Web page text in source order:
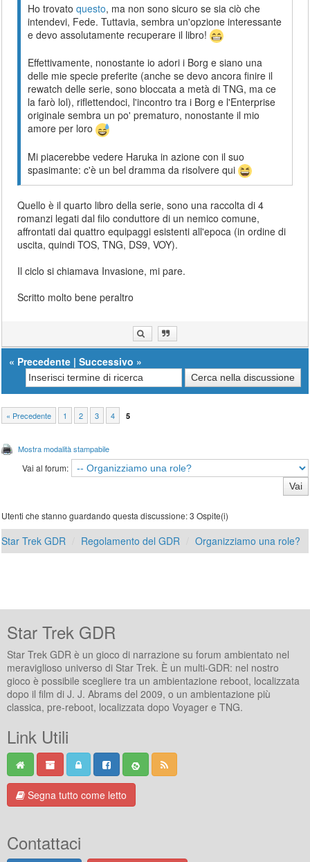
Ho trovatoquesto, ma non sono sicuro se sia ciò che
intendevi, Fede. Tuttavia, sembra un'opzione interessante
e devo assolutamente recuperare il libro!
Effettivamente, nonostante io adori i Borg e siano una
delle mie specie preferite (anche se devo ancora finire il
rewatch delle serie, sono bloccata a metà di TNG, ma ce
la farò lol), riflettendoci, l'incontro tra i Borg e l'Enterprise
originale sembra un po' prematuro, nonostante il mio
amore per loro
Mi piacerebbe vedere Haruka in azione con il suo
spasimante: c'è un bel dramma da risolvere qui
Quello è il quarto libro della serie, sono una raccolta di 4
romanzi legati dal filo conduttore di un nemico comune,
affrontati dai quattro equipaggi esistenti all'epoca (in ordine di
uscita, quindi TOS, TNG, DS9, VOY).
Il ciclo si chiamava Invasione, mi pare.
Scritto molto bene peraltro
« Precedente |Successivo »
« Precedente 1 2 3 4 5
Mostra modalità stampabile
Vai al forum:
Utenti che stanno guardando questa discussione: 3 Ospite(i)
Star Trek GDR Regolamento del GDR Organizziamo una role?
Star Trek GDR
Star Trek GDR è un gioco di narrazione su forum ambientato nel
meraviglioso universo di Star Trek. È un multi-GDR: nel nostro
gioco è possibile scegliere tra un ambientazione reboot, localizzata
dopo il film di J. J. Abrams del 2009, o un ambientazione più
classica, pre-reboot, localizzata dopo Voyager e TNG.
Link Utili
Segna tutto come letto
Contattaci